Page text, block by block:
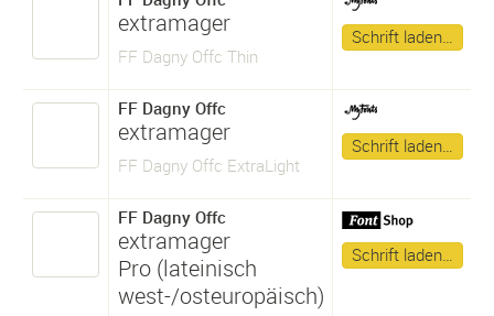
extramager
FF Dagny Offc Thin
Schrift laden…
FF Dagny Offc
extramager
FF Dagny Offc ExtraLight
Schrift laden…
FF Dagny Offc
extramager
Pro (lateinisch
west-/osteuropäisch)
Schrift laden…